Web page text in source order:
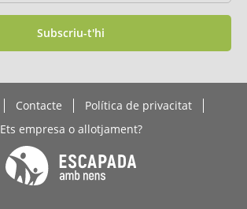
Subscriu-t'hi
Contacte
Política de privacitat
Ets empresa o allotjament?